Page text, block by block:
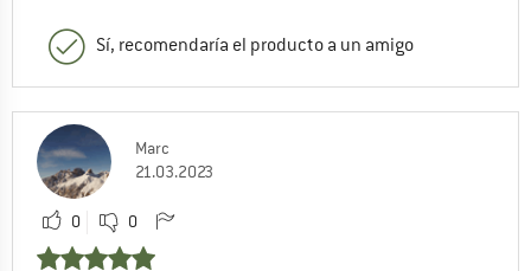
Sí, recomendaría el producto a un amigo
Marc
21.03.2023
0 0